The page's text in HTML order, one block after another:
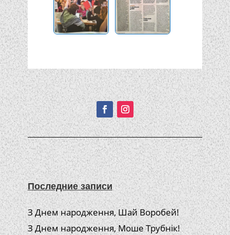
Подписывайтесь!
Последние записи
З Днем народження, Шай Воробей!
З Днем народження, Моше Трубнік!